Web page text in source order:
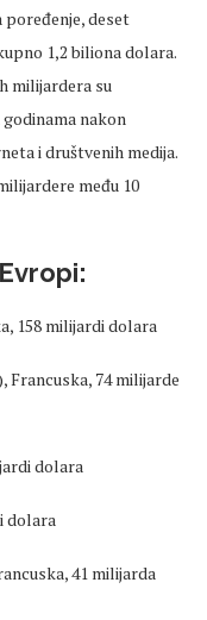
poređenje, deset
1,2 biliona dolara.
milijardera su
nakon
i društvenih medija.
među 10
158 milijardi dolara
Francuska, 74 milijarde
dolara
dolara
41 milijarda